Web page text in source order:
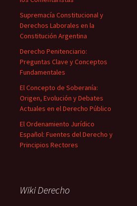
Supremacía Constitucional y
Derechos Laborales en la
Constitución Argentina
Derecho Penitenciario:
Preguntas Clave y Conceptos
Fundamentales
El Concepto de Soberanía:
Origen, Evolución y Debates
Actuales en el Derecho Público
El Ordenamiento Jurídico
Español: Fuentes del Derecho y
Principios Rectores
Wiki Derecho